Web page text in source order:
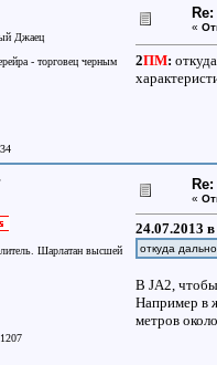
Джаец
- торговец черным
«
2ПМ:
Шарлатан высшей
«
24.07.2013
откуда
В JA2, чтобы
Например в
метров